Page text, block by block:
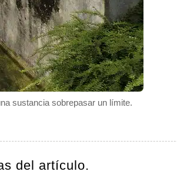
sustancia sobrepasar un límite.
del artículo.